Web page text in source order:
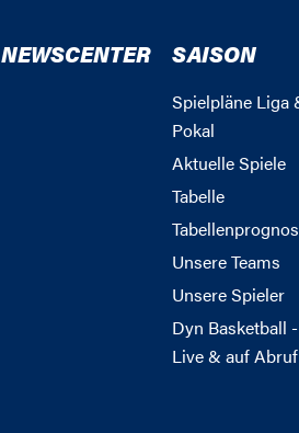
NEWSCENTER SAISON
Spielpläne Liga
Pokal
Aktuelle Spiele
Tabelle
Unsere Teams
Unsere Spieler
Dyn Basketball -
Live & auf Abruf